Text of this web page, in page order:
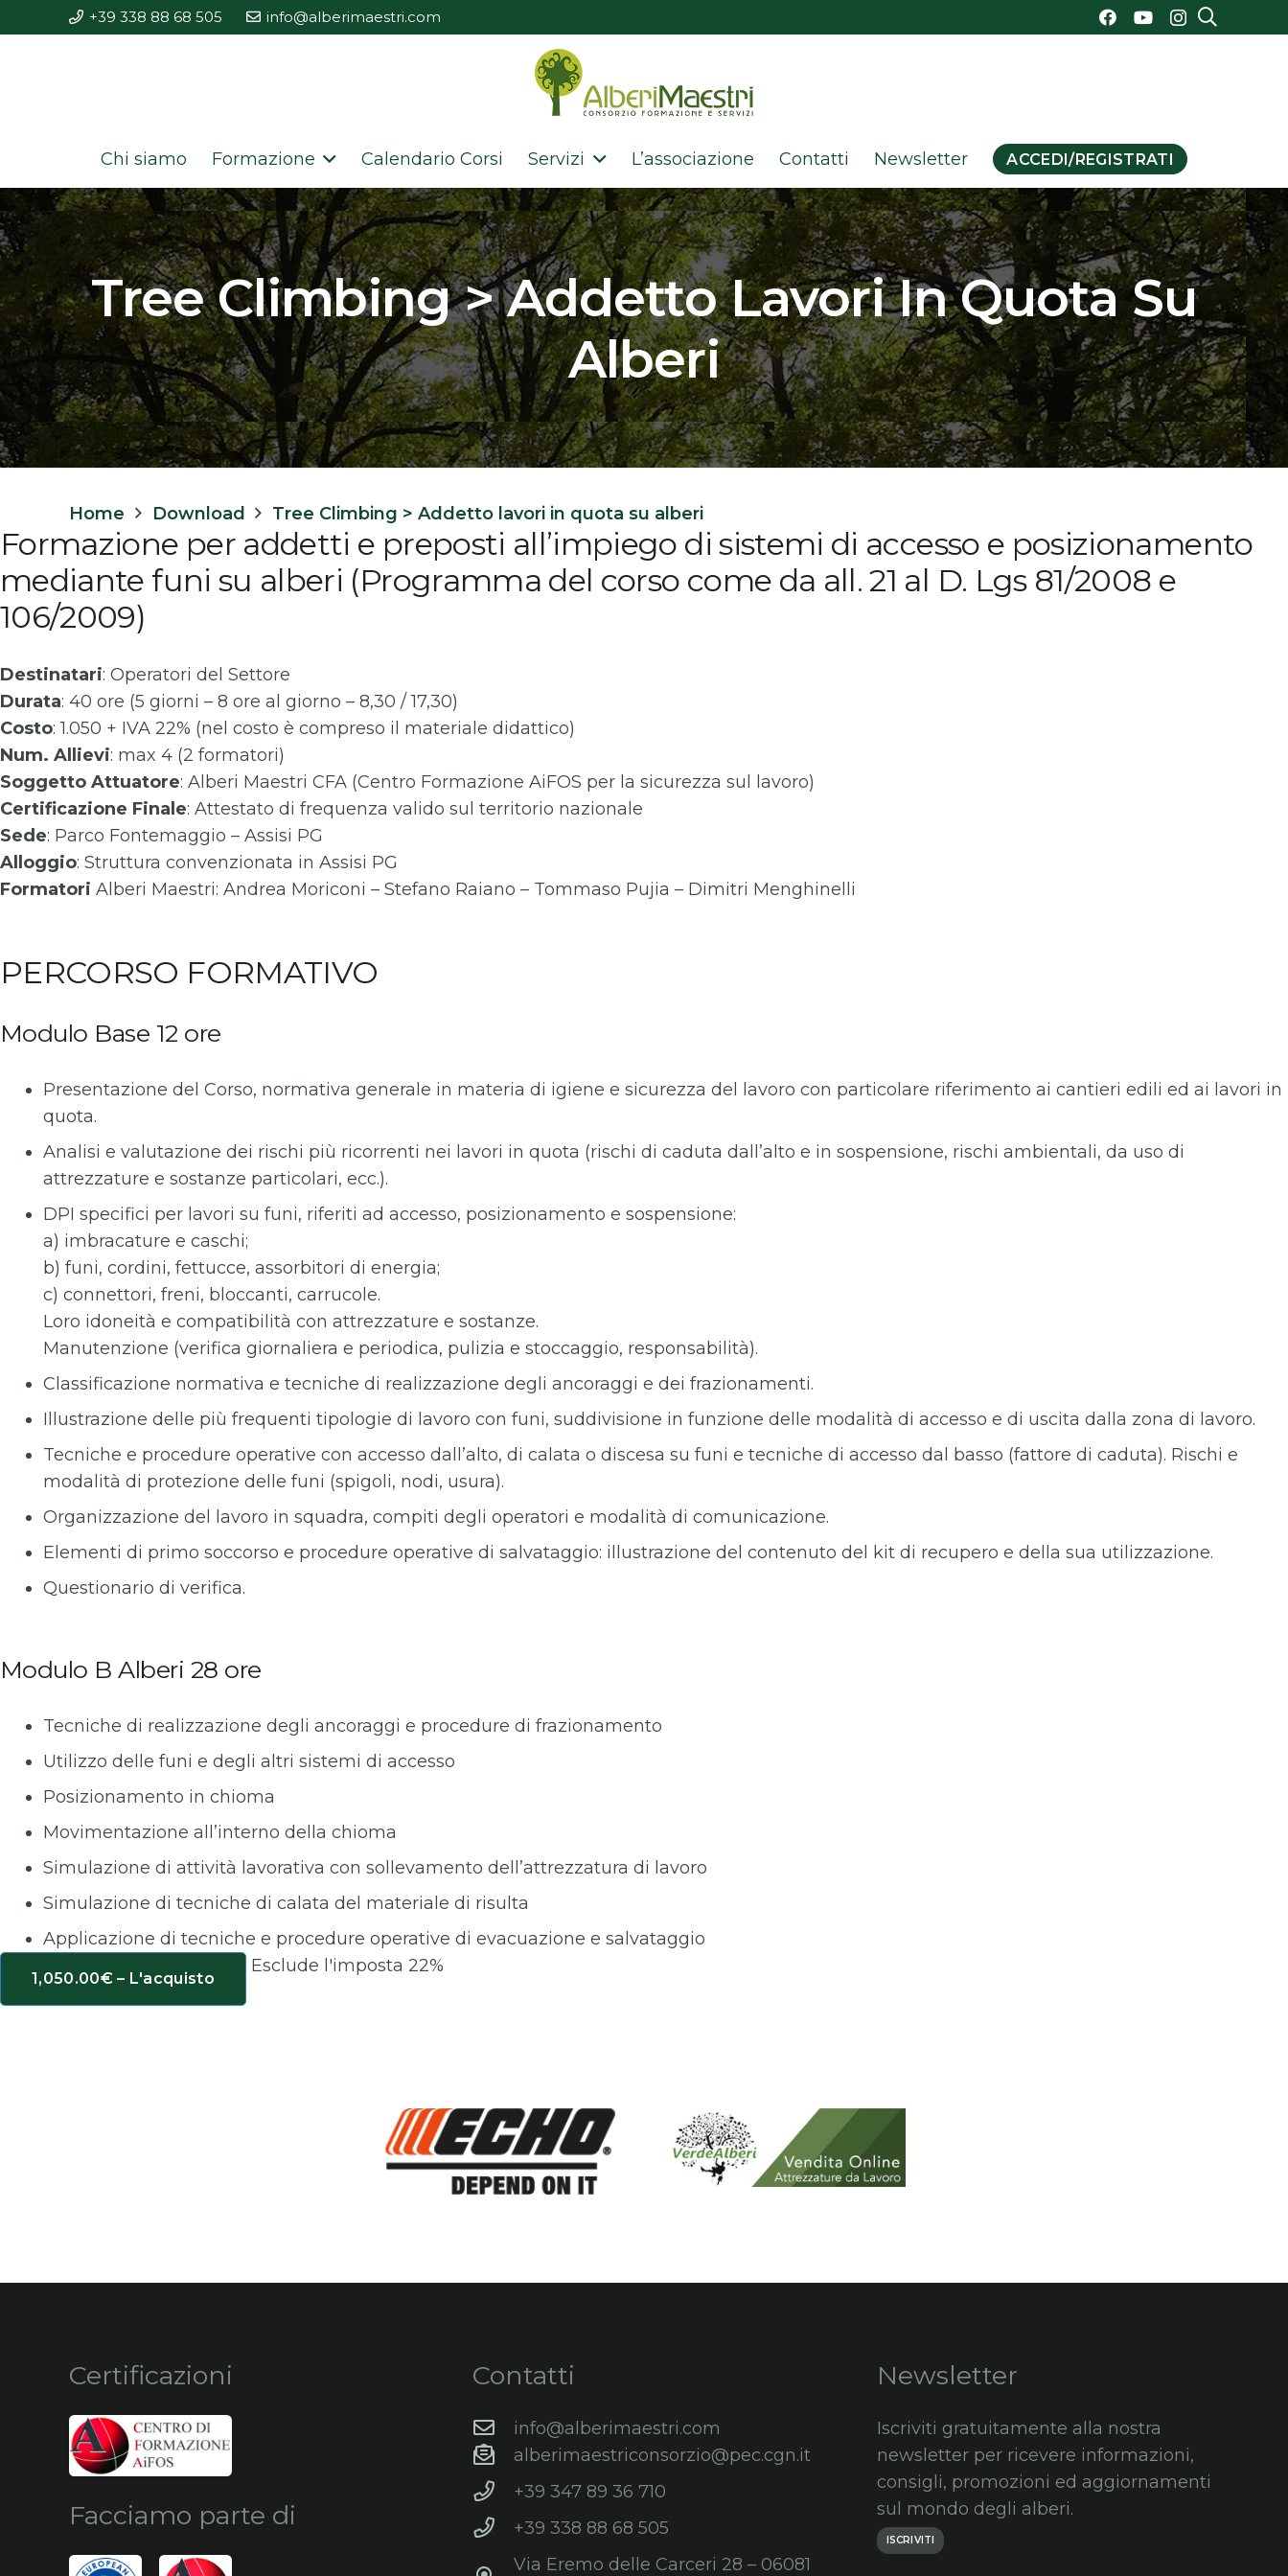
+39 338 88 68 505 info@alberimaestri.com
Chi siamo Formazione Calendario Corsi Servizi L’associazione Contatti Newsletter ACCEDI/REGISTRATI
Tree Climbing > Addetto Lavori In Quota Su
Alberi
Home Download Tree Climbing > Addetto lavori in quota su alberi
Formazione per addetti e preposti all’impiego di sistemi di accesso e posizionamento
mediante funi su alberi (Programma del corso come da all. 21 al D. Lgs 81/2008 e
106/2009)
Destinatari: Operatori del Settore
Durata: 40 ore (5 giorni – 8 ore al giorno – 8,30 / 17,30)
Costo: 1.050 + IVA 22% (nel costo è compreso il materiale didattico)
Num. Allievi: max 4 (2 formatori)
Soggetto Attuatore: Alberi Maestri CFA (Centro Formazione AiFOS per la sicurezza sul lavoro)
Certificazione Finale: Attestato di frequenza valido sul territorio nazionale
Sede: Parco Fontemaggio – Assisi PG
Alloggio: Struttura convenzionata in Assisi PG
Formatori Alberi Maestri: Andrea Moriconi – Stefano Raiano – Tommaso Pujia – Dimitri Menghinelli
PERCORSO FORMATIVO
Modulo Base 12 ore
Presentazione del Corso, normativa generale in materia di igiene e sicurezza del lavoro con particolare riferimento ai cantieri edili ed ai lavori in
quota.
Analisi e valutazione dei rischi più ricorrenti nei lavori in quota (rischi di caduta dall’alto e in sospensione, rischi ambientali, da uso di
attrezzature e sostanze particolari, ecc.).
DPI specifici per lavori su funi, riferiti ad accesso, posizionamento e sospensione:
a) imbracature e caschi;
b) funi, cordini, fettucce, assorbitori di energia;
c) connettori, freni, bloccanti, carrucole.
Loro idoneità e compatibilità con attrezzature e sostanze.
Manutenzione (verifica giornaliera e periodica, pulizia e stoccaggio, responsabilità).
Classificazione normativa e tecniche di realizzazione degli ancoraggi e dei frazionamenti.
Illustrazione delle più frequenti tipologie di lavoro con funi, suddivisione in funzione delle modalità di accesso e di uscita dalla zona di lavoro.
Tecniche e procedure operative con accesso dall’alto, di calata o discesa su funi e tecniche di accesso dal basso (fattore di caduta). Rischi e
modalità di protezione delle funi (spigoli, nodi, usura).
Organizzazione del lavoro in squadra, compiti degli operatori e modalità di comunicazione.
Elementi di primo soccorso e procedure operative di salvataggio: illustrazione del contenuto del kit di recupero e della sua utilizzazione.
Questionario di verifica.
Modulo B Alberi 28 ore
Tecniche di realizzazione degli ancoraggi e procedure di frazionamento
Utilizzo delle funi e degli altri sistemi di accesso
Posizionamento in chioma
Movimentazione all’interno della chioma
Simulazione di attività lavorativa con sollevamento dell’attrezzatura di lavoro
Simulazione di tecniche di calata del materiale di risulta
Applicazione di tecniche e procedure operative di evacuazione e salvataggio
1,050.00€ – L'acquisto
Esclude l'imposta 22%
Certificazioni
Facciamo parte di
Contatti
info@alberimaestri.com
alberimaestriconsorzio@pec.cgn.it
+39 347 89 36 710
+39 338 88 68 505
Via Eremo delle Carceri 28 – 06081
Newsletter
Iscriviti gratuitamente alla nostra
newsletter per ricevere informazioni,
consigli, promozioni ed aggiornamenti
sul mondo degli alberi.
ISCRIVITI